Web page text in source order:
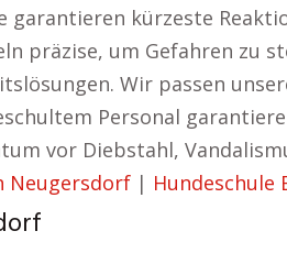
kürzeste
präzise, um Gefahren zu
Wir passen
Personal
vor Diebstahl,
Neugersdorf | Hundeschule